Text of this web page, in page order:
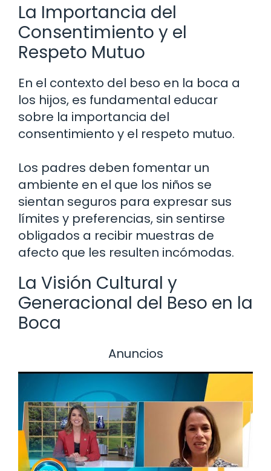
La Importancia del
Consentimiento y el
Respeto Mutuo
En el contexto del beso en la boca a
los hijos, es fundamental educar
sobre la importancia del
consentimiento y el respeto mutuo.
Los padres deben fomentar un
ambiente en el que los niños se
sientan seguros para expresar sus
límites y preferencias, sin sentirse
obligados a recibir muestras de
afecto que les resulten incómodas.
La Visión Cultural y
Generacional del Beso en la
Boca
Anuncios